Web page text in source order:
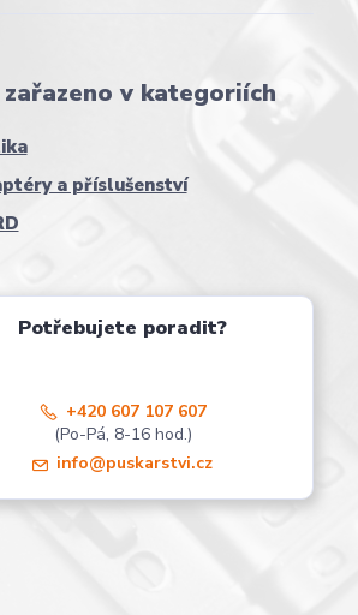
v kategoriích
a příslušenství
Potřebujete poradit?
+420 607 107 607
(Po-Pá, 8-16 hod.)
info@puskarstvi.cz